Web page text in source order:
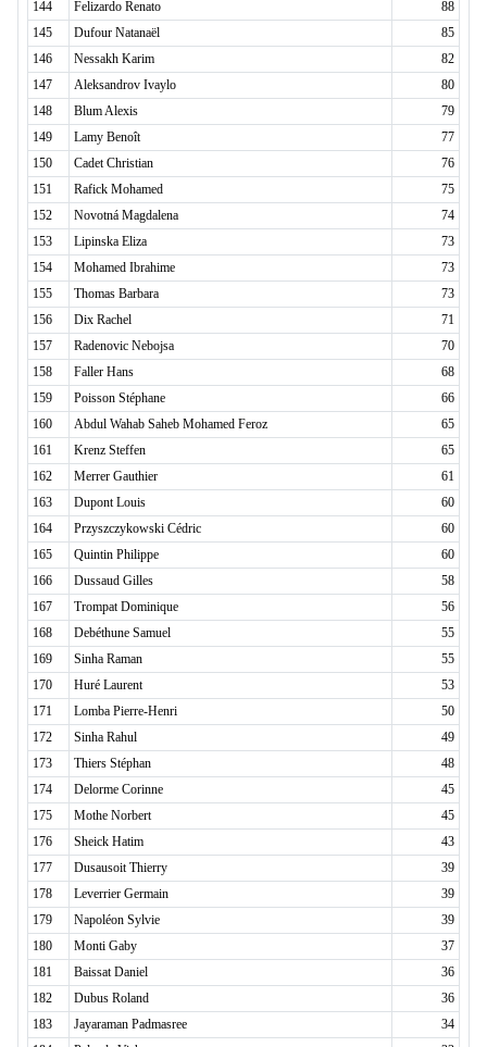
144
Felizardo Renato
88
145
Dufour Natanaël
85
146
Nessakh Karim
82
147
Aleksandrov Ivaylo
80
148
Blum Alexis
79
149
Lamy Benoît
77
150
Cadet Christian
76
151
Rafick Mohamed
75
152
Novotná Magdalena
74
153
Lipinska Eliza
73
154
Mohamed Ibrahime
73
155
Thomas Barbara
73
156
Dix Rachel
71
157
Radenovic Nebojsa
70
158
Faller Hans
68
159
Poisson Stéphane
66
160
Abdul Wahab Saheb Mohamed Feroz
65
161
Krenz Steffen
65
162
Merrer Gauthier
61
163
Dupont Louis
60
164
Przyszczykowski Cédric
60
165
Quintin Philippe
60
166
Dussaud Gilles
58
167
Trompat Dominique
56
168
Debéthune Samuel
55
169
Sinha Raman
55
170
Huré Laurent
53
171
Lomba Pierre-Henri
50
172
Sinha Rahul
49
173
Thiers Stéphan
48
174
Delorme Corinne
45
175
Mothe Norbert
45
176
Sheick Hatim
43
177
Dusausoit Thierry
39
178
Leverrier Germain
39
179
Napoléon Sylvie
39
180
Monti Gaby
37
181
Baissat Daniel
36
182
Dubus Roland
36
183
Jayaraman Padmasree
34